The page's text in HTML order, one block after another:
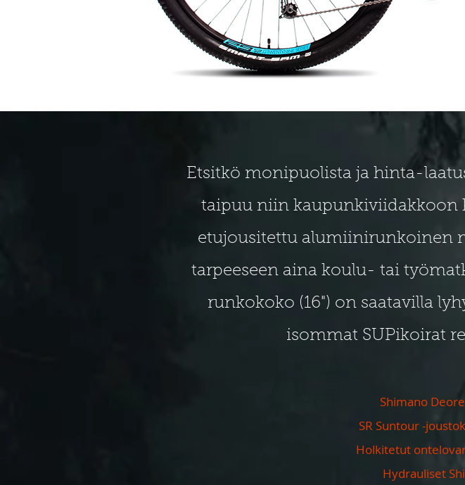
Etsitkö monipuolista ja hinta-
taipuu niin kaupunkiviidakkoon
etujousitettu alumiinirunkoinen
tarpeeseen aina koulu- tai
runkokoko (16") on saatavilla
isommat SUPikoirat
Shimano
SR Suntour -
Holkitetut
Hydrauliset